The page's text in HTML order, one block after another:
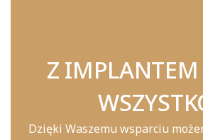
Z
Dzięki Waszemu wsparciu